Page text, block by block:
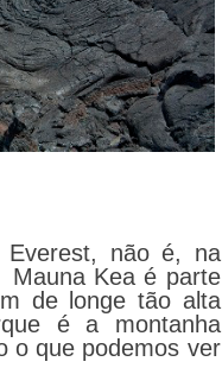
não é, na
Mauna Kea é parte
de longe tão alta
é a montanha
o que podemos ver